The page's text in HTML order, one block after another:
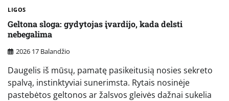
LIGOS
Geltona sloga: gydytojas įvardijo, kada delsti
nebegalima
2026 17 Balandžio
Daugelis iš mūsų, pamatę pasikeitusią nosies sekreto
spalvą, instinktyviai sunerimsta. Rytais nosinėje
pastebėtos geltonos ar žalsvos gleivės dažnai sukelia